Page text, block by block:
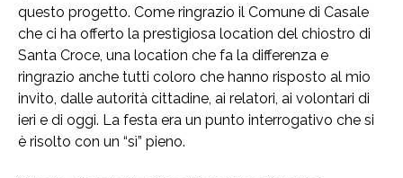
questo progetto. Come ringrazio il Comune di Casale
che ci ha offerto la prestigiosa location del chiostro di
Santa Croce, una location che fa la differenza e
ringrazio anche tutti coloro che hanno risposto al mio
invito, dalle autorità cittadine, ai relatori, ai volontari di
ieri e di oggi. La festa era un punto interrogativo che si
è risolto con un “sì” pieno.